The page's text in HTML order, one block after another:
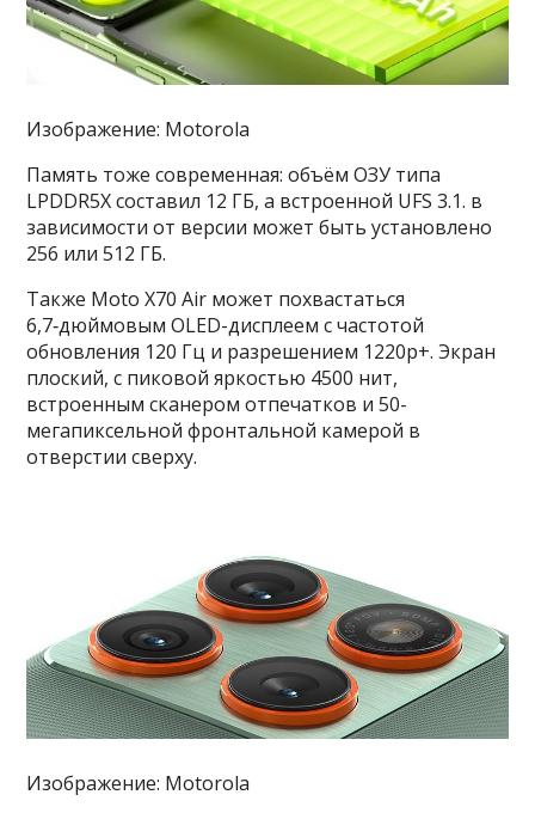
Изображение: Motorola
Память тоже современная: объём ОЗУ типа
LPDDR5X составил 12 ГБ, а встроенной UFS 3.1. в
зависимости от версии может быть установлено
256 или 512 ГБ.
Также Moto X70 Air может похвастаться
6,7‑дюймовым OLED-дисплеем с частотой
обновления 120 Гц и разрешением 1220p+. Экран
плоский, с пиковой яркостью 4500 нит,
встроенным сканером отпечатков и 50-
мегапиксельной фронтальной камерой в
отверстии сверху.
Изображение: Motorola